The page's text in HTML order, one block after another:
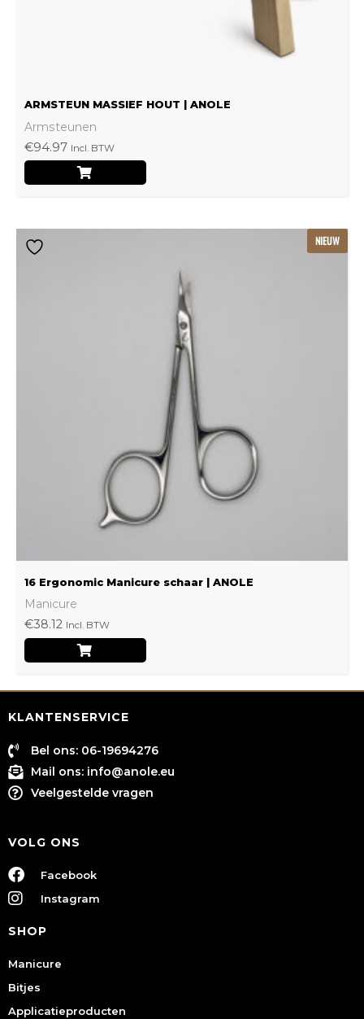
ARMSTEUN MASSIEF HOUT | ANOLE
Armsteunen
€94.97 Incl. BTW
NIEUW
16 Ergonomic Manicure schaar | ANOLE
Manicure
€38.12 Incl. BTW
KLANTENSERVICE
Bel ons: 06-19694276
Mail ons: info@anole.eu
Veelgestelde vragen
VOLG ONS
Facebook
Instagram
SHOP
Manicure
Bitjes
Applicatieproducten